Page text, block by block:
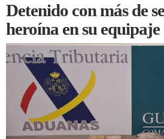
Detenido con más de
heroína en su equipaje